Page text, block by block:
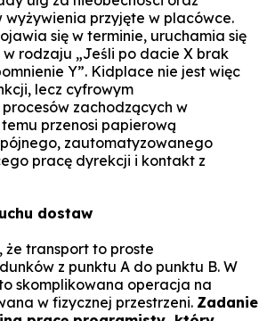
wyżywienia przyjęte w placówce.
się w terminie, uruchamia się
rodzaju „Jeśli po dacie X brak
Y”. Kidplace nie jest więc
lecz cyfrowym
zachodzących w
przenosi papierową
zautomatyzowanego
pracę dyrekcji i kontakt z
dostaw
że transport to proste
z punktu A do punktu B. W
skomplikowana operacja na
w fizycznej przestrzeni. Zadanie